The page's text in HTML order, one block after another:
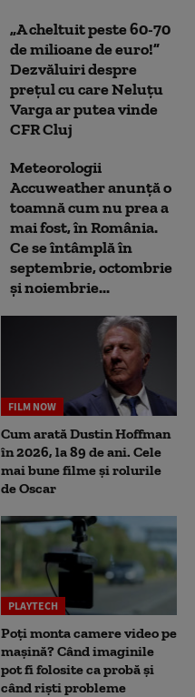
„A cheltuit peste 60-70
de milioane de euro!”
Dezvăluiri despre
prețul cu care Neluțu
Varga ar putea vinde
CFR Cluj
Meteorologii
Accuweather anunță o
toamnă cum nu prea a
mai fost, în România.
Ce se întâmplă în
septembrie, octombrie
și noiembrie...
FILM NOW
Cum arată Dustin Hoffman
în 2026, la 89 de ani. Cele
mai bune filme și rolurile
de Oscar
PLAYTECH
Poți monta camere video pe
mașină? Când imaginile
pot fi folosite ca probă și
când riști probleme